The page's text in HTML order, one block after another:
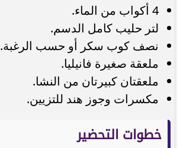
4 أكواب من الماء.
لتر حليب كامل الدسم.
نصف كوب سكر أو حسب الرغبة.
ملعقة صغيرة فانيليا.
ملعقتان كبيرتان من النشا.
مكسرات وجوز هند للتزيين.
خطوات التحضير